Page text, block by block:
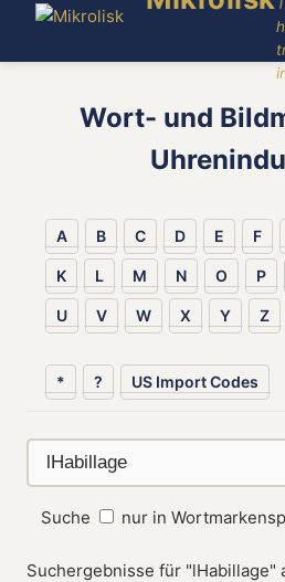
Wort- und
A B C D E F
K L M N O P
U V W X Y Z
* ? US Import Codes
Suche nur in
Suchergebnisse für "lHabillage"